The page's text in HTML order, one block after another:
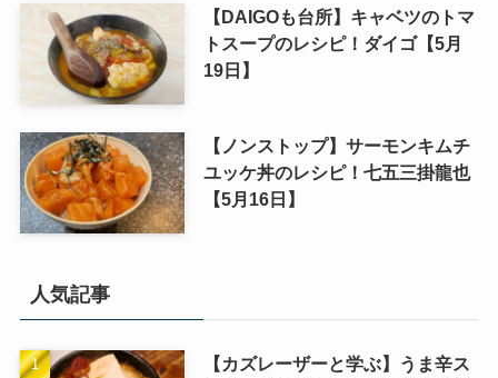
【DAIGOも台所】キャベツのトマ
トスープのレシピ！ダイゴ【5月
19日】
【ノンストップ】サーモンキムチ
ユッケ丼のレシピ！七五三掛龍也
【5月16日】
人気記事
【カズレーザーと学ぶ】うま辛ス